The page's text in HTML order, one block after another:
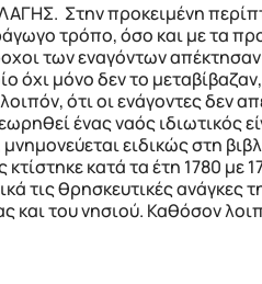
Στην προκειμένη
τρόπο, όσο και με τα
των εναγόντων
όχι μόνο δεν το
ότι οι ενάγοντες δεν
ένας ναός ιδιωτικός
ειδικώς στη
κατά τα έτη 1780 με
τις θρησκευτικές ανάγκες
και του νησιού. Καθόσον